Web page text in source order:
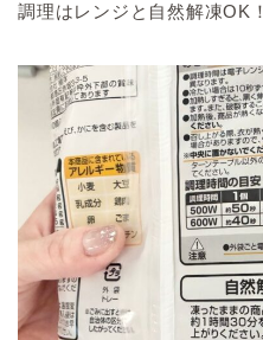
調理はレンジと自然解凍OK！